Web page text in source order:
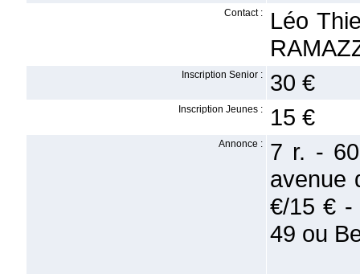
Contact :
Léo
Inscription Senior : 30 €
Inscription Jeunes : 15 €
Annonce :
7 r. -
avenue
€/15 € -
49 ou